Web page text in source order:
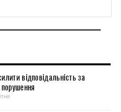
відповідальність за
порушення